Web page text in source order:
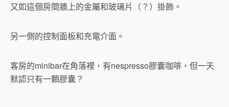
又如這個房間牆上的金屬和玻璃片（？）掛飾。
另一側的控制面板和充電介面。
客房的minibar在角落裡，有nespresso膠囊咖啡，但一天
默認只有一顆膠囊？